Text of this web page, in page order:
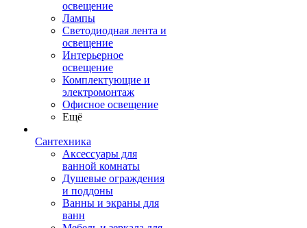
освещение
Лампы
Светодиодная лента и
освещение
Интерьерное
освещение
Комплектующие и
электромонтаж
Офисное освещение
Ещё
Сантехника
Аксессуары для
ванной комнаты
Душевые ограждения
и поддоны
Ванны и экраны для
ванн